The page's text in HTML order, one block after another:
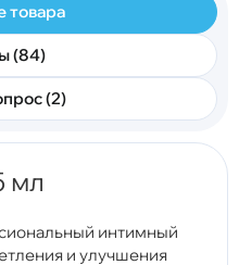
товара
(84)
(2)
мл
интимный
и улучшения